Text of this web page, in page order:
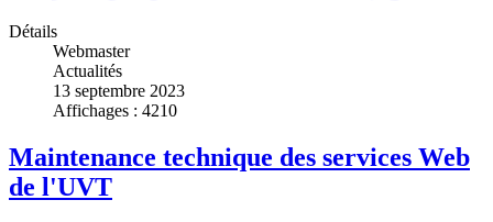
Détails
Webmaster
Actualités
13 septembre 2023
Affichages : 4210
Maintenance technique des services Web
de l'UVT